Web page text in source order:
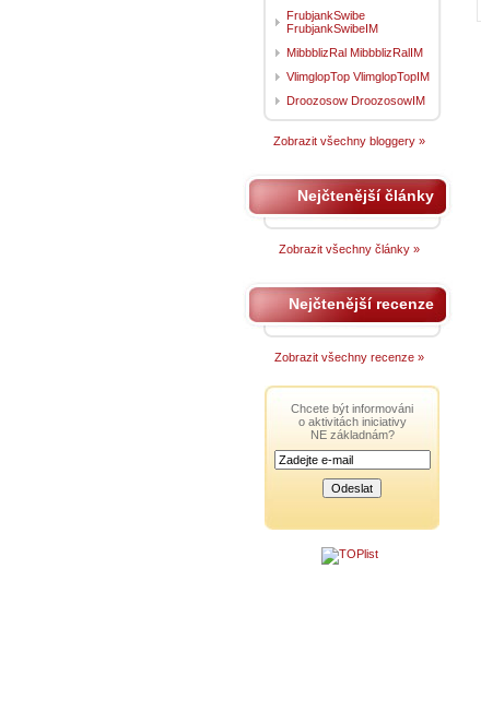
FrubjankSwibe
FrubjankSwibeIM
MibbblizRal MibbblizRalIM
VlimglopTop VlimglopTopIM
Droozosow DroozosowIM
Zobrazit všechny bloggery »
Nejčtenější články
Zobrazit všechny články »
Nejčtenější recenze
Zobrazit všechny recenze »
Chcete být informováni
o aktivitách iniciativy
NE základnám?